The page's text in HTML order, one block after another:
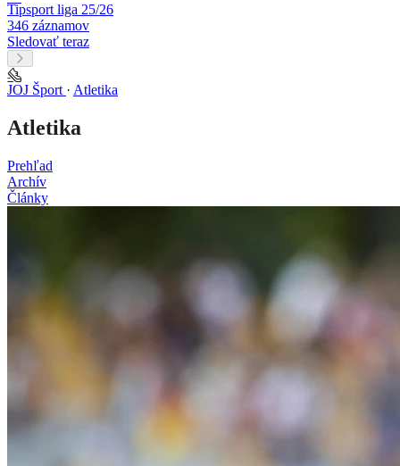
Tipsport liga 25/26
346 záznamov
Sledovať teraz
JOJ Šport · Atletika
Atletika
Prehľad
Archív
Články